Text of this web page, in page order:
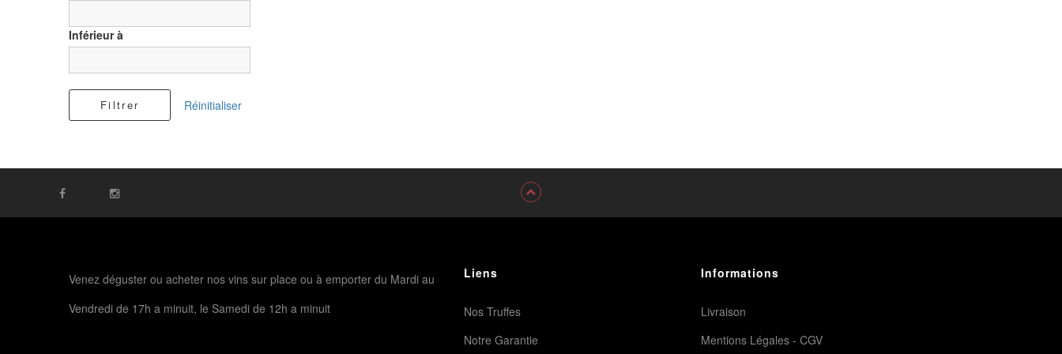
Inférieur à
Filtrer Réinitialiser
Venez déguster ou acheter nos vins sur place ou à emporter du Mardi au
Vendredi de 17h a minuit, le Samedi de 12h a minuit
Liens
Nos Truffes
Notre Garantie
Informations
Livraison
Mentions Légales - CGV